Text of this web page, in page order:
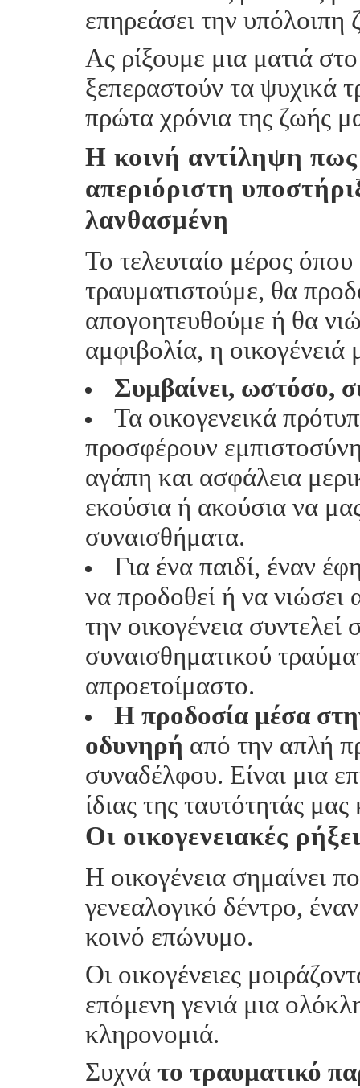
επηρεάσει την υπόλοιπη
Ας ρίξουμε μια ματιά
ξεπεραστούν τα ψυχικά
πρώτα χρόνια της ζωής
Η κοινή αντίληψη πως
απεριόριστη
λανθασμένη
Το τελευταίο μέρος όπου
τραυματιστούμε, θα
απογοητευθούμε ή θα
αμφιβολία, η οικογένειά
Συμβαίνει, ωστόσο,
Τα οικογενεικά
προσφέρουν
αγάπη και ασφάλεια
εκούσια ή ακούσια να
συναισθήματα.
Για ένα παιδί, έναν
να προδοθεί ή να νιώσει
την οικογένεια
συναισθηματικού
απροετοίμαστο.
Η προδοσία μέσα
οδυνηρή από την απλή
συναδέλφου. Είναι μια
ίδιας της ταυτότητάς
Οι οικογενειακές
Η οικογένεια σημαίνει
γενεαλογικό δέντρο,
κοινό επώνυμο.
Οι οικογένειες
επόμενη γενιά μια
κληρονομιά.
Συχνά το τραυματικό